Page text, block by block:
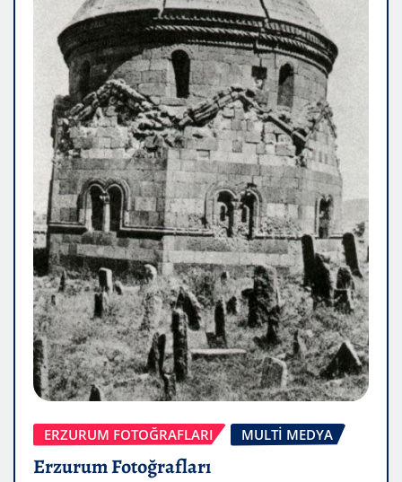
ERZURUM FOTOĞRAFLARI MULTİ MEDYA
Erzurum Fotoğrafları